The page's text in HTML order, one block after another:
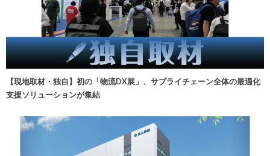
【現地取材・独自】初の「物流DX展」、サプライチェーン全体の最適化
支援ソリューションが集結